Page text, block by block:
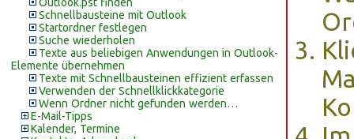
Schnellbausteine mit Outlook
Startordner festlegen
Suche wiederholen
Texte aus beliebigen Anwendungen in Outlook-
Elemente übernehmen
Texte mit Schnellbausteinen effizient erfassen
Verwenden der Schnellklickkategorie
Wenn Ordner nicht gefunden werden…
E-Mail-Tipps
Kalender, Termine